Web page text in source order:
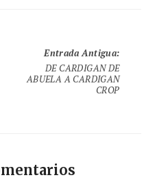
Entrada Antigua:
DE CARDIGAN DE
ABUELA A CARDIGAN
CROP